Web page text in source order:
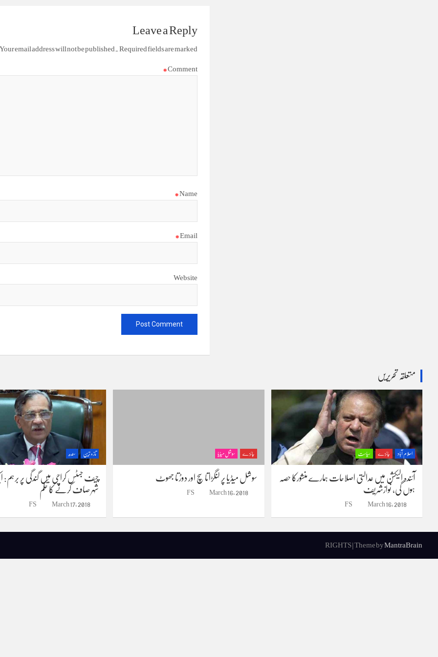
Leave a Reply
Your email address will not be published. Required fields are marked
Comment
*
Name
*
Email
*
Website
متعلقہ تحریریں
اسلام آباد جائزے سیاست
آئندہ الیکشن میں عدالتی اصلاحات ہمارے منشورکا حصہ
ہوں گی، نوازشریف
March 16, 2018
FS
جائزے سوشل میڈیا
سوشل میڈیا پر لنگڑاتا سچ اور دوڑتا جھوٹ
March 16, 2018
FS
تازہ ترین سندھ
چیف جسٹس کراچی میں گندگی پر برہم:
شہر صاف کرنے کا حکم
March 17, 2018
FS
RIGHTS | Theme by MantraBrain